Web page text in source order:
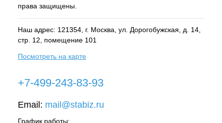
права защищены.
Наш адрес: 121354, г. Москва , ул. Дорогобужская, д. 14,
стр. 12, помещение 101
Посмотреть на карте
+7-499-243-83-93
Email: mail@stabiz.ru
График работы: